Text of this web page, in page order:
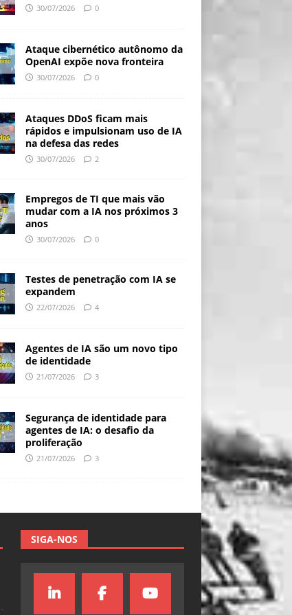
30/07/2026 0
Ataque cibernético autônomo da
OpenAI expõe nova fronteira
30/07/2026 0
Ataques DDoS ficam mais
rápidos e impulsionam uso de IA
na defesa das redes
30/07/2026 2
Empregos de TI que mais vão
mudar com a IA nos próximos 3
anos
30/07/2026 0
Testes de penetração com IA se
expandem
22/07/2026 4
Agentes de IA são um novo tipo
de identidade
21/07/2026 3
Segurança de identidade para
agentes de IA: o desafio da
proliferação
21/07/2026 3
SIGA-NOS